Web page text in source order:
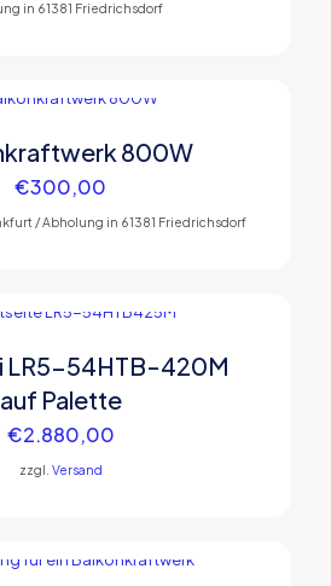
in 61381 Friedrichsdorf
800W
€300,00
/ Abholung in 61381 Friedrichsdorf
LR5-54HTB-420M
auf Palette
€2.880,00
zzgl. Versand